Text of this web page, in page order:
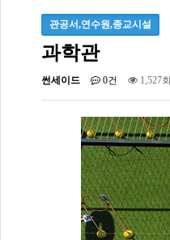
관공서,연수원,종교시설
과학관
썬세이드 0건 1,527회